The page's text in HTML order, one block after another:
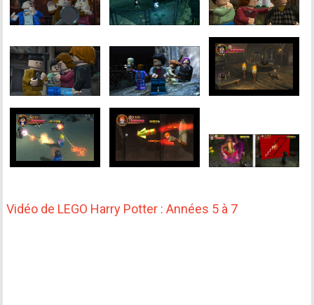
Vidéo de LEGO Harry Potter : Années 5 à 7